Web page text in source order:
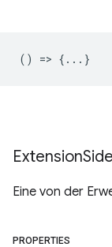
() => {...}
Extension
Eine von der
PROPERTIES